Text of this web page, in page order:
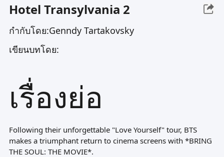
Türkçe
ਪੰਜਾਬੀ
Hotel Transylvania 2
กำกับโดย:Genndy Tartakovsky
เขียนบทโดย:
เรื่องย่อ
Following their unforgettable "Love Yourself" tour, BTS
makes a triumphant return to cinema screens with *BRING
THE SOUL: THE MOVIE*.